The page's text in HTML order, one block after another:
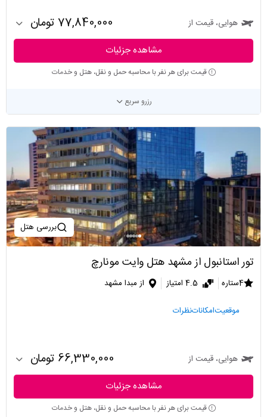
هوایی، قیمت از 77,840,000 تومان
مشاهده جزئیات
قیمت برای هر نفر با محاسبه حمل و نقل، هتل و خدمات
رزرو سریع
بررسی هتل
تور استانبول از مشهد هتل وایت مونارچ
4ستاره 4.5 امتیاز از مبدا مشهد
موقعیتامکاناتنظرات
هوایی، قیمت از 66,330,000 تومان
مشاهده جزئیات
قیمت برای هر نفر با محاسبه حمل و نقل، هتل و خدمات